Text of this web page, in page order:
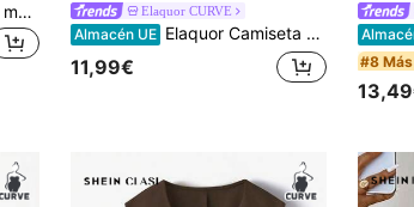
Top de rayas elegante y de moda para mujer de talla grande, nuevo lanzamiento, adecuado para uso diario, brunch, todas las estaciones, color rosa Elaquor CURVE
Almacén UE Elaquor Camiseta casual de talla grande para mujer de unicolor, cuello redondo, manga corta y dobladillo de encaje
11,99€ #8